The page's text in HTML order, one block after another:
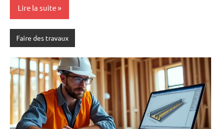
Lire la suite
Faire des travaux